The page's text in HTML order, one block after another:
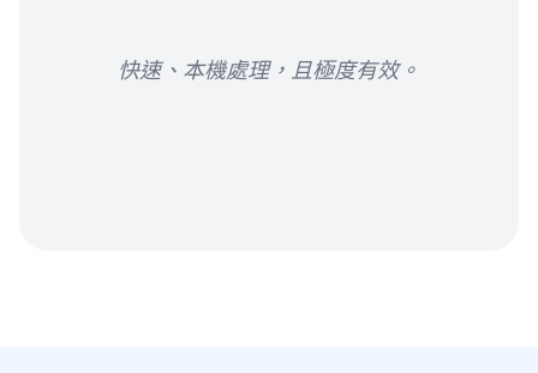
快速、本機處理，且極度有效。